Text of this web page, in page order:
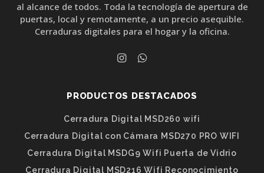
al alcance de todos. Toda la tecnología de apertura de
puertas, local y remotamente, a un precio asequible.
Cerraduras digitales para el hogar y la oficina.
PRODUCTOS DESTACADOS
Cerradura Digital MSD260 wifi
Cerradura Digital con Cámara MSD270 PRO WIFI
Cerradura Digital MSDG9 Wifi Puerta de Vidrio
Cerradura Digital MSD216 Wifi Reconocimiento